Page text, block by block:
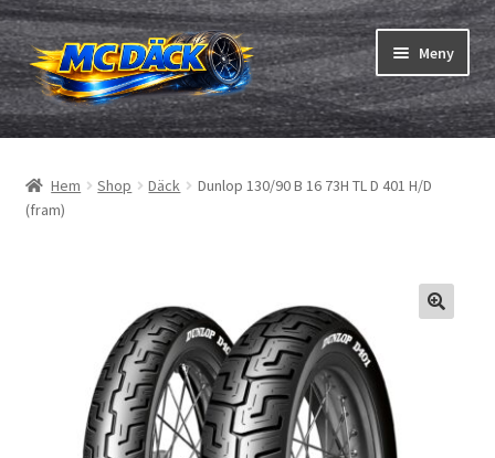
Hoppa
till
navigering
Hoppa
till
innehåll
Meny
Däck
Slangar & fälgband
Hem Shop Däck
Dunlop 130/90 B 16 73H TL D 401 H/D
(fram)